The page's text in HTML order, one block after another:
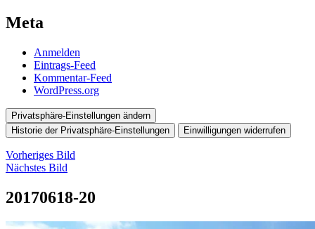
Meta
Anmelden
Eintrags-Feed
Kommentar-Feed
WordPress.org
Privatsphäre-Einstellungen ändern
Historie der Privatsphäre-Einstellungen
Einwilligungen widerrufen
Vorheriges Bild
Nächstes Bild
20170618-20